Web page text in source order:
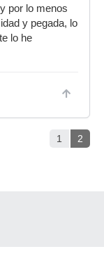
por lo menos
y pegada, lo
lo he
1 2